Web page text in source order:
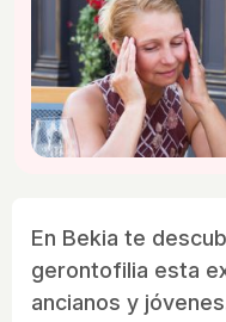
En Bekia te
gerontofilia esta
ancianos y